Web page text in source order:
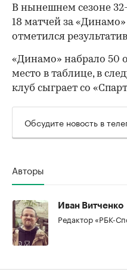
00:00 00:00
В нынешнем сезоне
18 матчей за
отметился
«Динамо» набрало 50
место в таблице, в
клуб сыграет со
Обсудите новость в
Авторы
Иван Витченко
Редактор «РБК-